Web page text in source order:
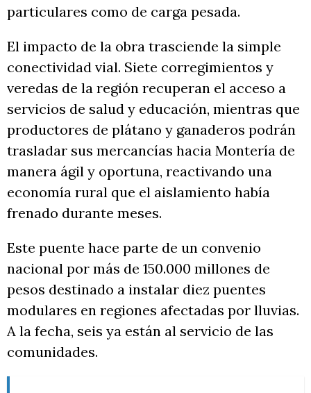
particulares como de carga pesada.
El impacto de la obra trasciende la simple
conectividad vial. Siete corregimientos y
veredas de la región recuperan el acceso a
servicios de salud y educación, mientras que
productores de plátano y ganaderos podrán
trasladar sus mercancías hacia Montería de
manera ágil y oportuna, reactivando una
economía rural que el aislamiento había
frenado durante meses.
Este puente hace parte de un convenio
nacional por más de 150.000 millones de
pesos destinado a instalar diez puentes
modulares en regiones afectadas por lluvias.
A la fecha, seis ya están al servicio de las
comunidades.